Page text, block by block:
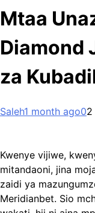
Mtaa
Diamond
za
Saleh1 month ago02
Kwenye vijiwe,
mitandaoni, jina
zaidi ya
Meridianbet. Sio